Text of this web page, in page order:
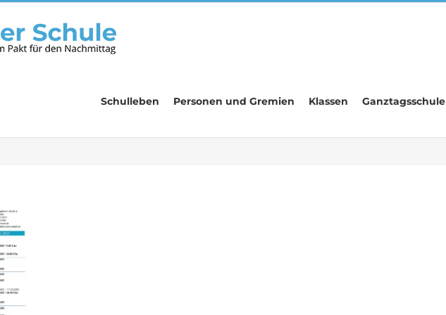
Schulleben Personen und Gremien Klassen Ganztagsschule